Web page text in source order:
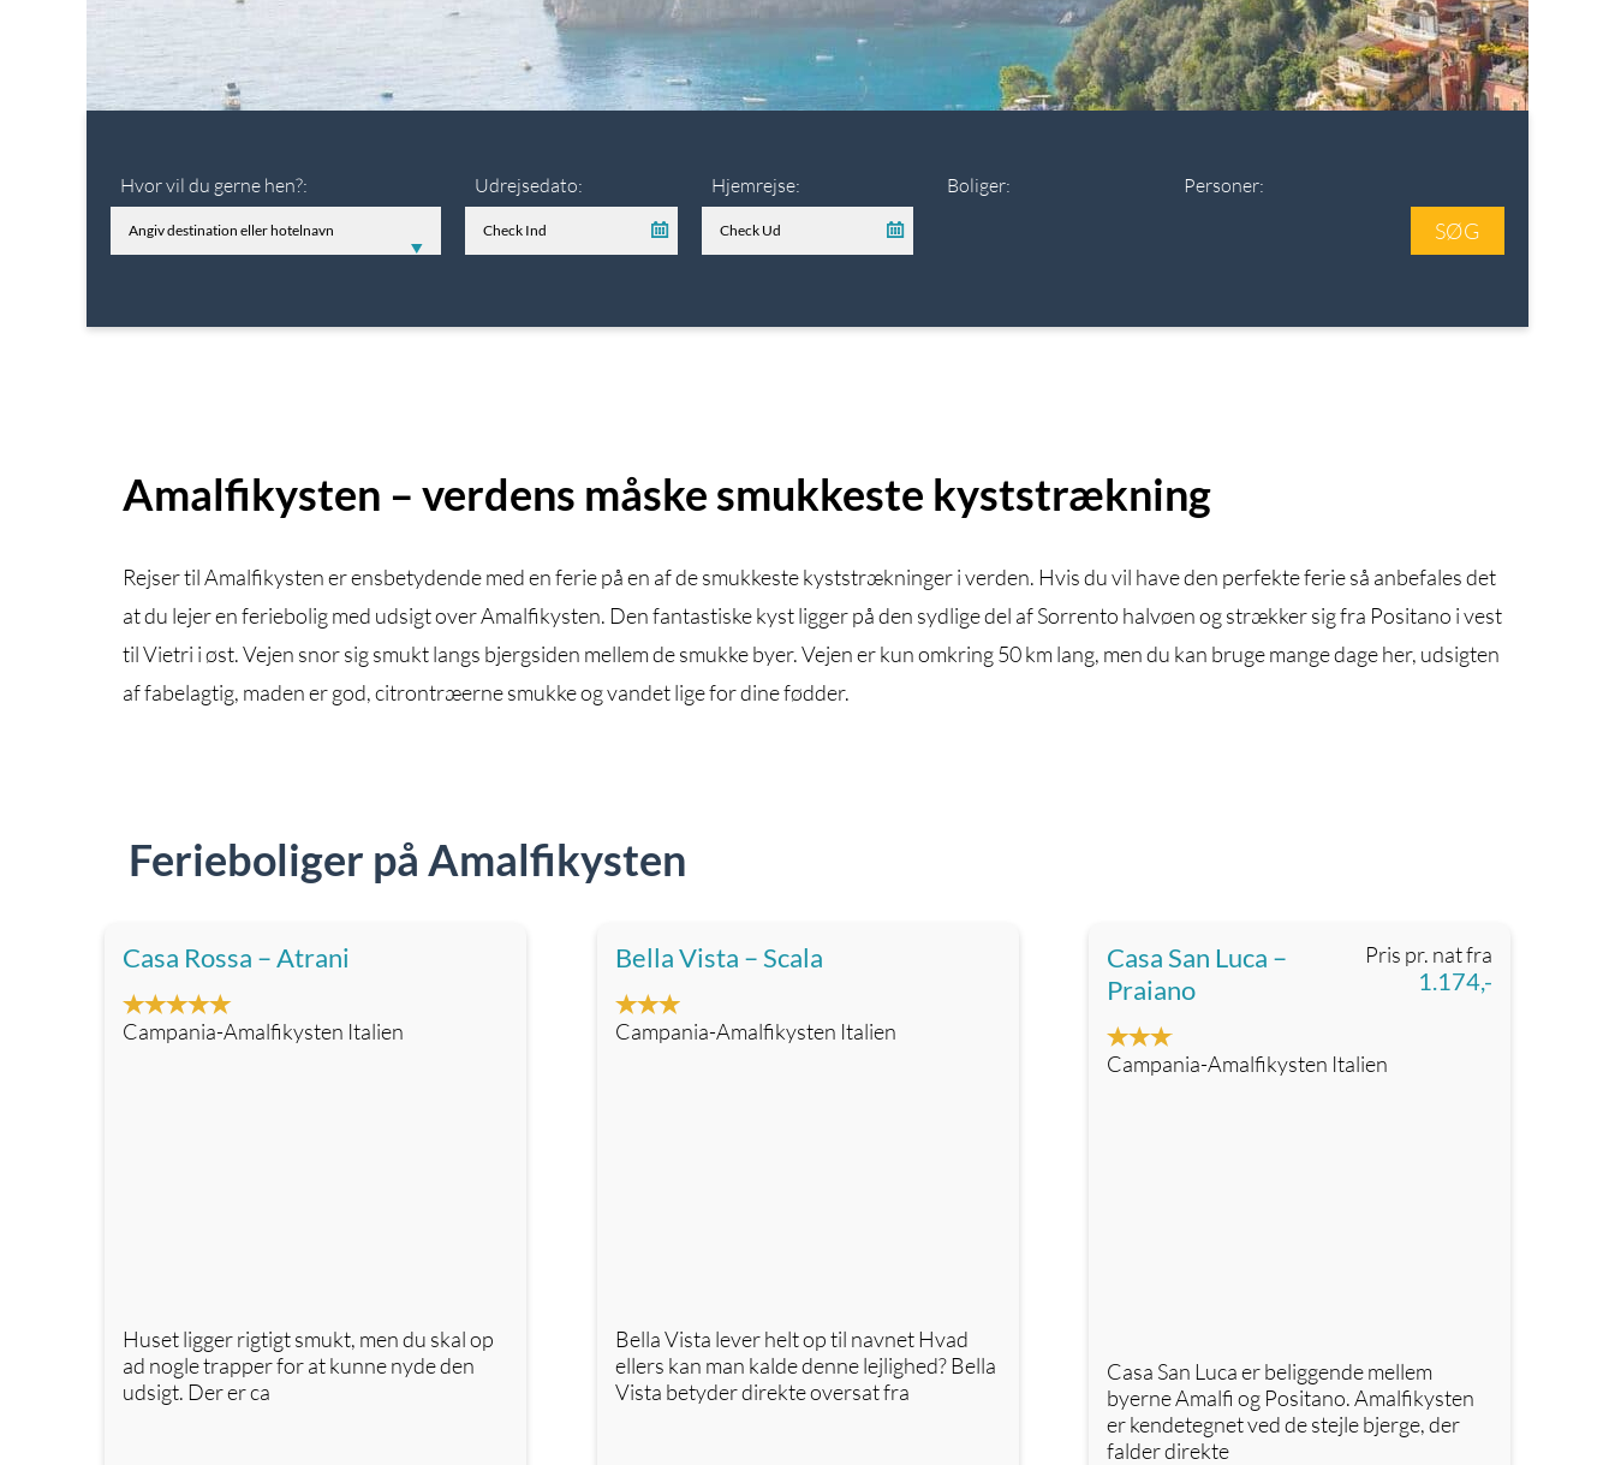
Hvor vil du gerne hen?: Udrejsedato: Hjemrejse: Boliger: Personer:
SØG
Amalfikysten – verdens måske smukkeste kyststrækning
Rejser til Amalfikysten er ensbetydende med en ferie på en af de smukkeste kyststrækninger i verden. Hvis du vil have den perfekte ferie så anbefales det
at du lejer en feriebolig med udsigt over Amalfikysten. Den fantastiske kyst ligger på den sydlige del af Sorrento halvøen og strækker sig fra Positano i vest
til Vietri i øst. Vejen snor sig smukt langs bjergsiden mellem de smukke byer. Vejen er kun omkring 50 km lang, men du kan bruge mange dage her, udsigten
af fabelagtig, maden er god, citrontræerne smukke og vandet lige for dine fødder.
Ferieboliger på Amalfikysten
Casa Rossa – Atrani
Campania-Amalfikysten Italien
Huset ligger rigtigt smukt, men du skal op
ad nogle trapper for at kunne nyde den
udsigt. Der er ca
Bella Vista – Scala
Campania-Amalfikysten Italien
Bella Vista lever helt op til navnet Hvad
ellers kan man kalde denne lejlighed? Bella
Vista betyder direkte oversat fra
Pris pr. nat fra
1.174,-
Casa San Luca –
Praiano
Campania-Amalfikysten Italien
Casa San Luca er beliggende mellem
byerne Amalfi og Positano. Amalfikysten
er kendetegnet ved de stejle bjerge, der
falder direkte